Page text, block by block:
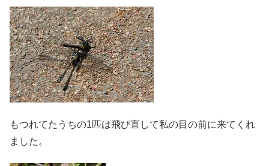
もつれてたうちの1匹は飛び直して私の目の前に来てくれ
ました。